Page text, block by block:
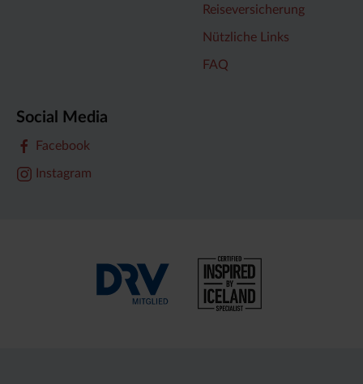
Reiseversicherung
Nützliche Links
FAQ
Social Media
Facebook
Instagram